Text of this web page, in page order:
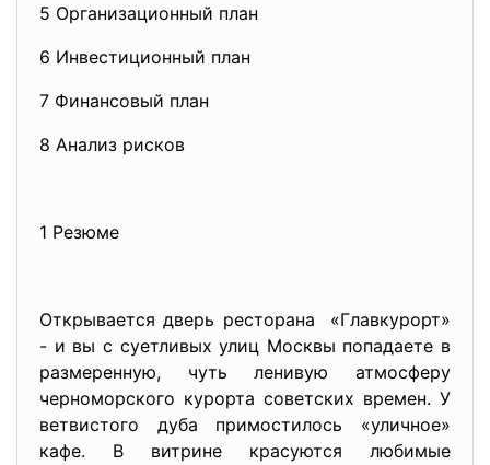
5 Организационный план
6 Инвестиционный план
7 Финансовый план
8 Анализ рисков
1 Резюме
Открывается дверь ресторана «Главкурорт»
- и вы с суетливых улиц Москвы попадаете в
размеренную, чуть ленивую атмосферу
черноморского курорта советских времен. У
ветвистого дуба примостилось «уличное»
кафе. В витрине красуются любимые